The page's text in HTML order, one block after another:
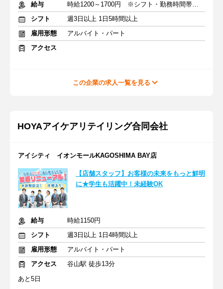
給与
時給1200～1700円 ※シフト・勤務時間帯によります
シフト
週3日以上 1日5時間以上
雇用形態
アルバイト・パート
アクセス
この企業の求人一覧を見る
HOYAアイケアリテイリング合同会社
アイシティ イオンモールKAGOSHIMA BAY店
【店舗スタッフ】お客様の未来をもっと鮮明
に★学生も活躍中！未経験OK
給与
時給1150円
シフト
週3日以上 1日4時間以上
雇用形態
アルバイト・パート
アクセス
谷山駅 徒歩13分
あと5日